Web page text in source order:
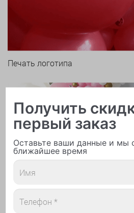
Печать логотипа
Арки и гирлянды из шаров
Получить
первый заказ
Оставьте ваши данные и мы
ближайшее время